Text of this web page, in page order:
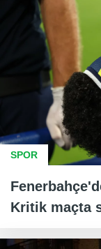
SPOR
Kritik maçta